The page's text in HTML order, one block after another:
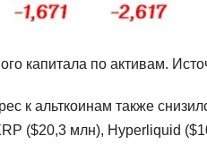
капитала по активам.
к альткоинам также
($20,3 млн), Hyperliquid